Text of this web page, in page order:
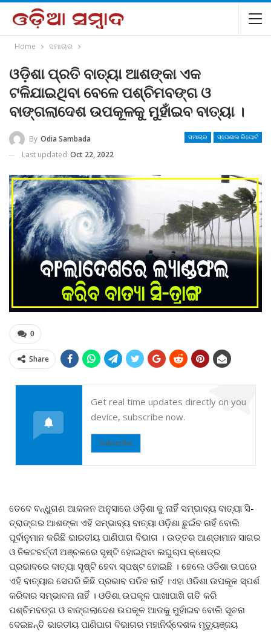
Home ସମାଚାର
ଓଡ଼ିଶା ପ୍ରତି ବାତ୍ୟା ଆଶଙ୍କା ଏକ
ଟଳିଯାଇଥିବା ବେଳେ ପଶ୍ଚିମବଙ୍ଗ ଓ
ବାଙ୍ଗଲାଦେଶ ଉପକୂଳକୁ ମୁହାଁଇବ ବାତ୍ୟା ।
ସମାଚାର ସ୍ପେଶାଲ ରିପୋର୍ଟ
By Odia Sambada
Last updated Oct 22, 2022
0
Share
Get real time updates directly on you
device, subscribe now.
Subscribe
ତେବେ ବନ୍ଧୁଗଣ ଆକଳନ ଅନୁସାରେ ଓଡ଼ିଶା କୁ ନାହିଁ ସମ୍ଭାବ୍ୟ ବାତ୍ୟା ସି-
ତ୍ରାଙ୍ଗର ଆଶଙ୍କା ଏହି ସମ୍ଭାବ୍ୟ ବାତ୍ୟା ଓଡ଼ିଶା ଛୁଇଁବ ନାହିଁ ବୋଲି
ପୂର୍ବାନୁମାନ କରିଛି ଭାରତୀୟ ପାଣିପାଗ ବିଭାଗ । ଉତ୍ତର ଆଣ୍ଡାମାନ ସାଗର
ଓ ନିକଟବର୍ତ୍ତୀ ଅଞ୍ଚଳରେ ସୃଷ୍ଟି ହୋଇଥିବା ଲଘୁଚାପ କ୍ଷେତ୍ର
ପ୍ରଭାବରେ ବାତ୍ୟା ସୃଷ୍ଟି ହେବା ସ୍ପଷ୍ଟ ହୋଇଛି । ହେଲେ ଓଡିଶା ଉପରେ
ଏହି ବାତ୍ୟାର ସେପରି କିଛି ପ୍ରଭାବ ପଡିବ ନାହିଁ ।ଏହା ଓଡିଶା ଉପକୂଳ ସ୍ପର୍ଶ
କରିବାର ସମ୍ଭାବନା ନାହିଁ । ଓଡିଶା ଉପକୂଳ ପାଖାପାଖି ଗତି କରି
ପଶ୍ଚିମବଙ୍ଗ ଓ ବାଙ୍ଗଲାଦେଶ ଉପକୂଳ ଆଡକୁ ମୁହାଁଇବ ବୋଲି ସୂଚନା
ଦେଇଛନ୍ତି ଭାରତୀୟ ପାଣିପାଗ ବିଭାଗର ମହାନିର୍ଦ୍ଦେଶକ ମୃତ୍ୟୁଞ୍ଜୟ